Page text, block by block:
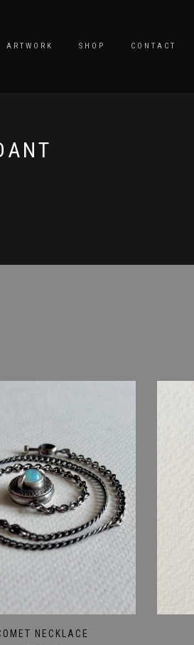
ARTWORK SHOP CONTACT
NECKLACE